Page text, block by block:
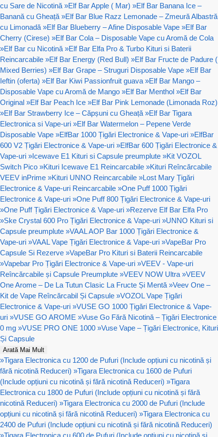
cu Sare de Nicotină »Elf Bar Apple ( Mar) »Elf Bar Banana Ice –
Banană cu Gheață »Elf Bar Blue Razz Lemonade – Zmeură Albastră
cu Limonadă »Elf Bar Blueberry – Afine Disposable Vape »Elf Bar
Cherry (Cirese) »Elf Bar Cola – Disposable Vape cu Aromă de Cola
»Elf Bar cu Nicotină »Elf Bar Elfa Pro & Turbo Kituri si Baterii
Reincarcabile »Elf Bar Energy (Red Bull) »Elf Bar Fructe de Padure (
Mixed Berries) »Elf Bar Grape – Struguri Disposable Vape »Elf Bar
Ieftin (oferta) »Elf Bar Kiwi Passionfruit guava »Elf Bar Mango –
Disposable Vape cu Aromă de Mango »Elf Bar Menthol »Elf Bar
Original »Elf Bar Peach Ice »Elf Bar Pink Lemonade (Limonada Roz)
»Elf Bar Strawberry Ice – Căpșuni cu Gheață »Elf Bar Tigara
Electronica si Vape-uri »Elf Bar Watermelon – Pepene Verde
Disposable Vape »ElfBar 1000 Țigări Electronice & Vape-uri »ElfBar
600 V2 Țigări Electronice & Vape-uri »ElfBar 600 Țigări Electronice &
Vape-uri »Icewave E1 Kituri si Capsule preumplute »Kit VOZOL
Switch Pico »Kituri Icewave E1 Reincarcabile »Kituri Reîncărcabile
VEEV inPrime »Kituri UNNO Reincarcabile »Lost Mary Țigări
Electronice & Vape-uri Reincarcabile »One Puff 1000 Țigări
Electronice & Vape-uri »One Puff 800 Țigări Electronice & Vape-uri
»One Puff Țigări Electronice & Vape-uri »Rezerve Elf Bar Elfa Pro
»Ske Crystal 600 Pro Țigări Electronice & Vape-uri »UNNO Kituri si
Capsule preumplute »VAAL AOP Bar 1000 Țigări Electronice &
Vape-uri »VAAL Vape Țigări Electronice & Vape-uri »VapeBar Pro
Capsule Si Rezerve »VapeBar Pro Kituri si Baterii Reincarcabile
»Vapebar Pro Țigări Electronice & Vape-uri »VEEV - Vape-uri
Reîncărcabile și Capsule Preumplute »VEEV NOW Ultra »VEEV
One Arome – De La Tutun Clasic La Fructe Și Mentă »Veev One –
Kit de Vape Reîncărcabil Și Capsule »VOZOL Vape Țigări
Electronice & Vape-uri »VUSE GO 1000 Țigări Electronice & Vape-
uri »VUSE GO AROME »Vuse Go Fără Nicotină – Țigări Electronice
0 mg »VUSE PRO ONE 1000 »Vuse Vape – Țigări Electronice, Kituri
Și Capsule
Arată Mai Mult
»Tigara Electronica cu 1200 de Pufuri (Include opțiuni cu nicotină și
fără nicotină Reduceri) »Tigara Electronica cu 1600 de Pufuri
(Include opțiuni cu nicotină și fără nicotină Reduceri) »Tigara
Electronica cu 1800 de Pufuri (Include opțiuni cu nicotină și fără
nicotină Reduceri) »Tigara Electronica cu 2000 de Pufuri (Include
opțiuni cu nicotină și fără nicotină Reduceri) »Tigara Electronica cu
2400 de Pufuri (Include opțiuni cu nicotină și fără nicotină Reduceri)
»Tigara Electronica cu 600 de Pufuri (Include opțiuni cu nicotină și